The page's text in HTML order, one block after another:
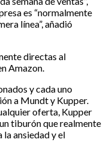
es “normalmente
línea”, añadió
directas al
Amazon.
y cada uno
a Mundt y Kupper.
oferta, Kupper
tiburón que realmente
la ansiedad y el